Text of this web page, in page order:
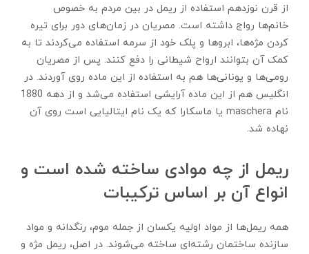
از قرن نوزدهم استفاده از ریمل در بین مردم به خصوص
خانم‌ها رواج داشته است. مصریان در زمان‌های دور برای تیره
کردن مژه‌ها، ابروها و پلک خود از سرمه استفاده می‌کردند تا به
کمک آن بتوانند ارواح شیطانی را دفع کنند. پس از مصریان
رومی‌ها و یونانی‌ها هم به استفاده از این ماده روی آوردند. در
انگلیس هم از این ماده آرایشی استفاده می‌شد و از دهه 1880
نام maschera یا ماسکارا که یک نام ایتالیایی است روی آن
نهاده شد.
ریمل از چه موادی ساخته شده است و
انواع آن بر اساس ترکیبات
همه ریمل‌ها از مواد اولیه یکسان از جمله موم، رنگدانه و مواد
سازنده ساختمان رشته‌ای ساخته می‌شوند. در اصل، ریمل مژه و